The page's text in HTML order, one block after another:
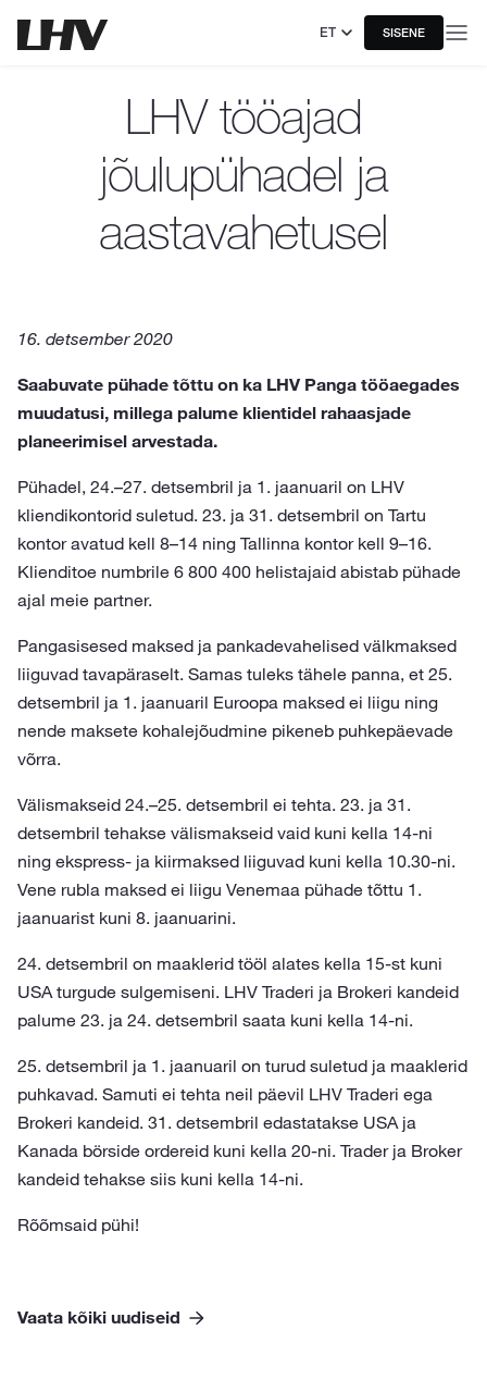
ET SISENE
LHV tööajad
jõulupühadel ja
aastavahetusel
16. detsember 2020
Saabuvate pühade tõttu on ka LHV Panga tööaegades
muudatusi, millega palume klientidel rahaasjade
planeerimisel arvestada.
Pühadel, 24.–27. detsembril ja 1. jaanuaril on LHV
kliendikontorid suletud. 23. ja 31. detsembril on Tartu
kontor avatud kell 8–14 ning Tallinna kontor kell 9–16.
Klienditoe numbrile 6 800 400 helistajaid abistab pühade
ajal meie partner.
Pangasisesed maksed ja pankadevahelised välkmaksed
liiguvad tavapäraselt. Samas tuleks tähele panna, et 25.
detsembril ja 1. jaanuaril Euroopa maksed ei liigu ning
nende maksete kohalejõudmine pikeneb puhkepäevade
võrra.
Välismakseid 24.–25. detsembril ei tehta. 23. ja 31.
detsembril tehakse välismakseid vaid kuni kella 14-ni
ning ekspress- ja kiirmaksed liiguvad kuni kella 10.30-ni.
Vene rubla maksed ei liigu Venemaa pühade tõttu 1.
jaanuarist kuni 8. jaanuarini.
24. detsembril on maaklerid tööl alates kella 15-st kuni
USA turgude sulgemiseni. LHV Traderi ja Brokeri kandeid
palume 23. ja 24. detsembril saata kuni kella 14-ni.
25. detsembril ja 1. jaanuaril on turud suletud ja maaklerid
puhkavad. Samuti ei tehta neil päevil LHV Traderi ega
Brokeri kandeid. 31. detsembril edastatakse USA ja
Kanada börside ordereid kuni kella 20-ni. Trader ja Broker
kandeid tehakse siis kuni kella 14-ni.
Rõõmsaid pühi!
Vaata kõiki uudiseid